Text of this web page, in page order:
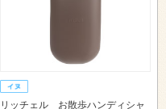
リッチェル お散歩ハンディシャ